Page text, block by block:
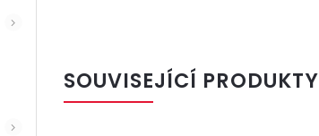
SOUVISEJÍCÍ PRODUKTY